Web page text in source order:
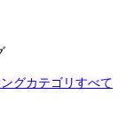
グカテゴリすべて